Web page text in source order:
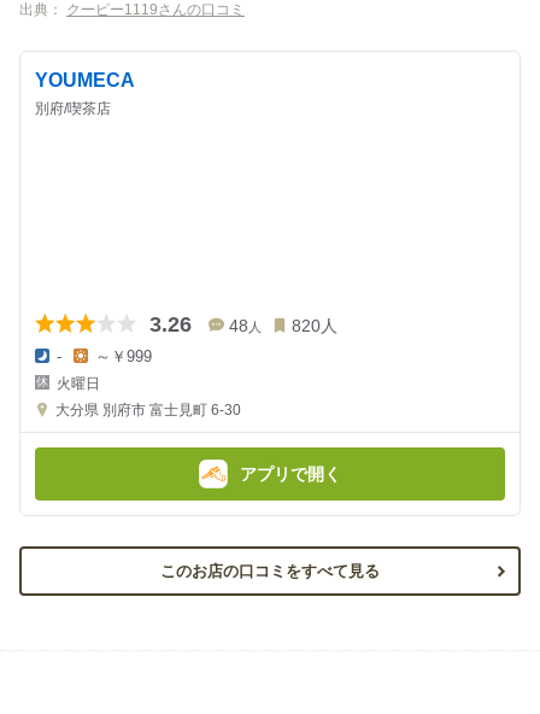
出典： クーピー1119さんの口コミ
YOUMECA
別府/喫茶店
3.26 48 人 820人
夜
の
金
-
昼
の
金
額
～￥999
火曜日
大分県 別府市 富士見町 6-30
アプリで開く
このお店の口コミをすべて見る